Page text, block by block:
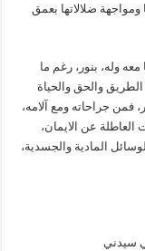
ضلالاتها بعمق
معه وله، بنور، رغم ما
والحق والحياة
فمن جراحاته ومع آلامه،
العاطلة عن الايمان،
المادية والجسدية،
سيدني